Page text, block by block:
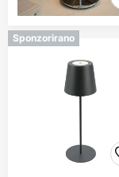
Sponzorirano